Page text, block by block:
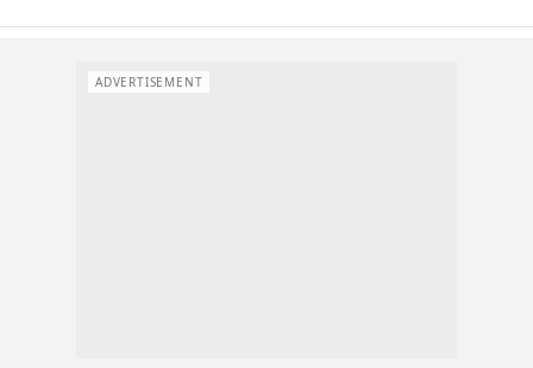
ADVERTISEMENT